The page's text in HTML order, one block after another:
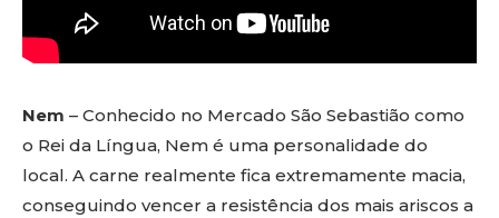
Nem – Conhecido no Mercado São Sebastião como
o Rei da Língua, Nem é uma personalidade do
local. A carne realmente fica extremamente macia,
conseguindo vencer a resistência dos mais ariscos a